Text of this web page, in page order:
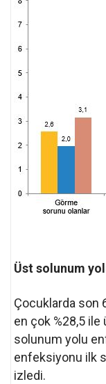
Üst solunum
Çocuklarda son
en çok %28,5 ile
solunum yolu
enfeksiyonu ilk
izledi.